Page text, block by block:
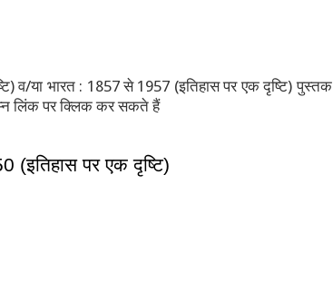
व/या भारत : 1857 से 1957 (इतिहास पर एक दृष्टि) पुस्तक
लिंक पर क्लिक कर सकते हैं
(इतिहास पर एक दृष्टि)